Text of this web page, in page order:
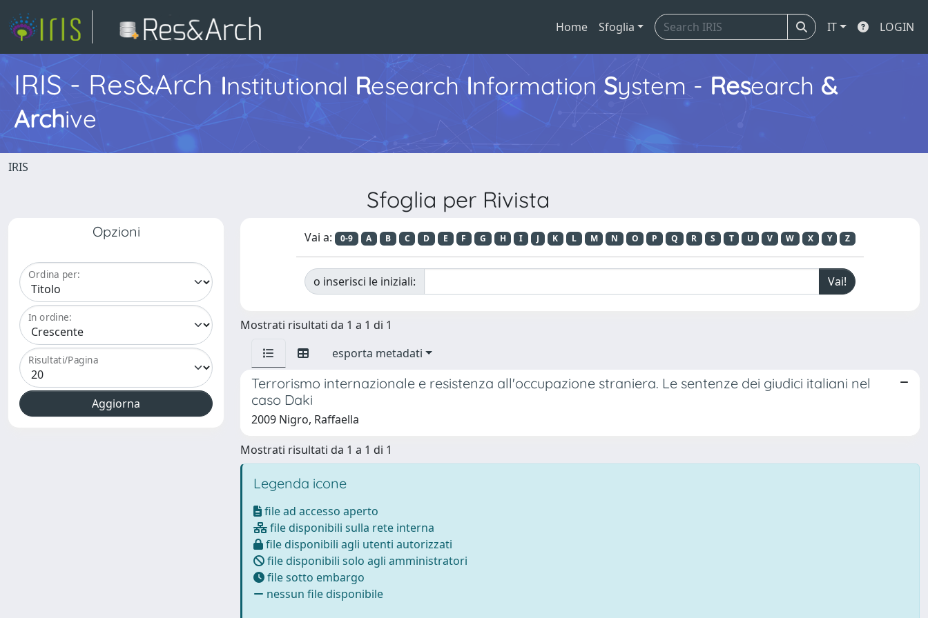
Home Sfoglia IT LOGIN
IRIS - Res&Arch Institutional Research Information System - Research &
Archive
IRIS
Sfoglia per Rivista
Opzioni
Ordina per:
In ordine:
Risultati/Pagina
Vai a: 0-9 A B C D E F G H I J K L M N O P Q R S T U V W X Y Z
o inserisci le iniziali:
Mostrati risultati da 1 a 1 di 1
esporta metadati
Terrorismo internazionale e resistenza all'occupazione straniera. Le sentenze dei giudici italiani nel
caso Daki
2009 Nigro, Raffaella
Mostrati risultati da 1 a 1 di 1
Legenda icone
file ad accesso aperto
file disponibili sulla rete interna
file disponibili agli utenti autorizzati
file disponibili solo agli amministratori
file sotto embargo
nessun file disponibile